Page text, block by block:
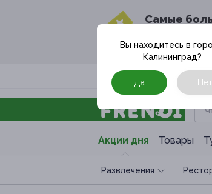
Cамые
в твоём
Москва
Акции дня Товары
Развлечения
Вы находитесь в
Калининград?
Да Нет